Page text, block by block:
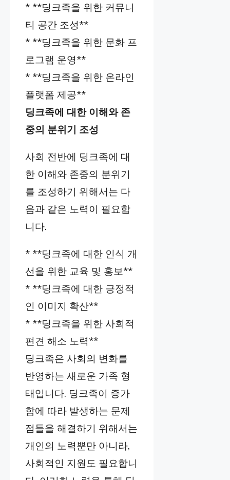
* **딩크족을 위한 커뮤니
티 공간 조성**
* **딩크족을 위한 문화 프
로그램 운영**
* **딩크족을 위한 온라인
플랫폼 제공**
딩크족에 대한 이해와 존
중의 분위기 조성
사회 전반에 딩크족에 대
한 이해와 존중의 분위기
를 조성하기 위해서는 다
음과 같은 노력이 필요합
니다.
* **딩크족에 대한 인식 개
선을 위한 교육 및 홍보**
* **딩크족에 대한 긍정적
인 이미지 확산**
* **딩크족을 위한 사회적
편견 해소 노력**
딩크족은 사회의 변화를
반영하는 새로운 가족 형
태입니다. 딩크족이 증가
함에 따라 발생하는 문제
점들을 해결하기 위해서는
개인의 노력뿐만 아니라,
사회적인 지원도 필요합니